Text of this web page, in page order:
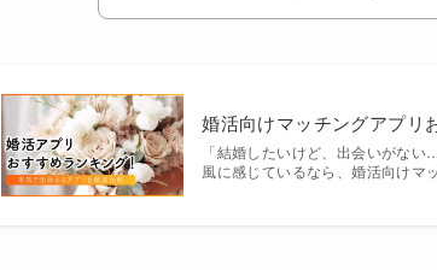
婚活向けマッチングアプリ
「結婚したいけど、出会いがな
風に感じているなら、婚活向けマ